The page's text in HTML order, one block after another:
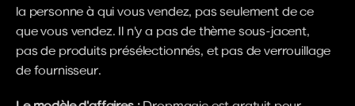
la personne à qui vous vendez, pas seulement de ce
que vous vendez. Il n'y a pas de thème sous-jacent,
pas de produits présélectionnés, et pas de verrouillage
de fournisseur.